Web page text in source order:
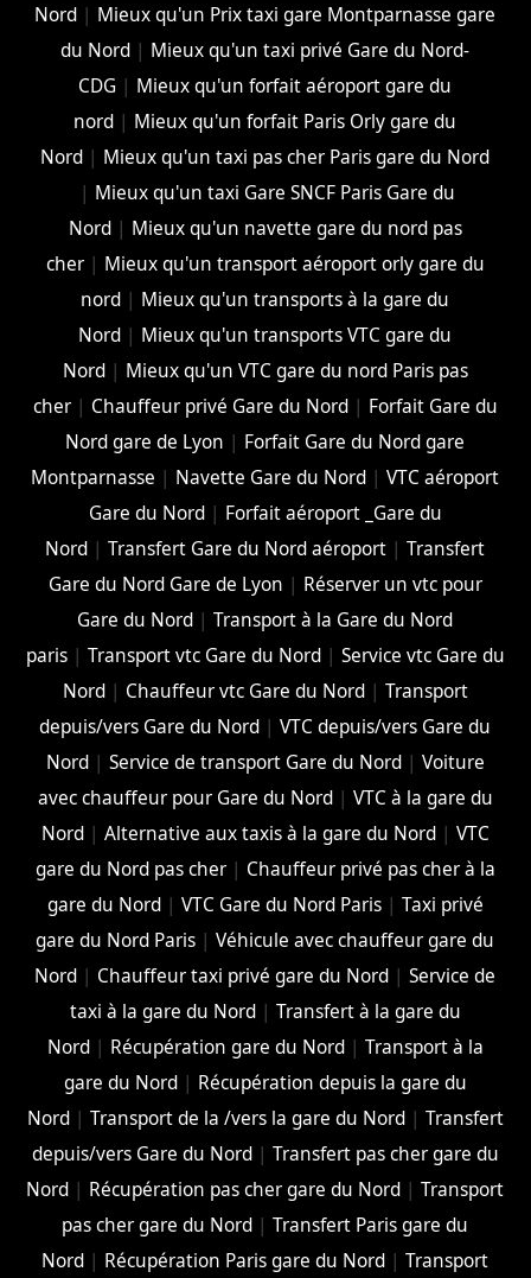
Nord | Mieux qu'un Prix taxi gare Montparnasse gare
du Nord | Mieux qu'un taxi privé Gare du Nord-
CDG | Mieux qu'un forfait aéroport gare du
nord | Mieux qu'un forfait Paris Orly gare du
Nord | Mieux qu'un taxi pas cher Paris gare du Nord
| Mieux qu'un taxi Gare SNCF Paris Gare du
Nord| Mieux qu'un navette gare du nord pas
cher| Mieux qu'un transport aéroport orly gare du
nord | Mieux qu'un transports à la gare du
Nord | Mieux qu'un transports VTC gare du
Nord| Mieux qu'un VTC gare du nord Paris pas
cher| Chauffeur privé Gare du Nord| Forfait Gare du
Nord gare de Lyon | Forfait Gare du Nord gare
Montparnasse | Navette Gare du Nord |VTC aéroport
Gare du Nord| Forfait aéroport _Gare du
Nord |Transfert Gare du Nord aéroport |Transfert
Gare du Nord Gare de Lyon | Réserver un vtc pour
Gare du Nord |Transport à la Gare du Nord
paris| Transport vtc Gare du Nord| Service vtc Gare du
Nord| Chauffeur vtc Gare du Nord| Transport
depuis/vers Gare du Nord |VTC depuis/vers Gare du
Nord| Service de transport Gare du Nord| Voiture
avec chauffeur pour Gare du Nord| VTC à la gare du
Nord| Alternative aux taxis à la gare du Nord| VTC
gare du Nord pas cher| Chauffeur privé pas cher à la
gare du Nord| VTC Gare du Nord Paris| Taxi privé
gare du Nord Paris |Véhicule avec chauffeur gare du
Nord | Chauffeur taxi privé gare du Nord |Service de
taxi à la gare du Nord| Transfert à la gare du
Nord| Récupération gare du Nord| Transport à la
gare du Nord| Récupération depuis la gare du
Nord| Transport de la /vers la gare du Nord| Transfert
depuis/vers Gare du Nord| Transfert pas cher gare du
Nord | Récupération pas cher gare du Nord |Transport
pas cher gare du Nord |Transfert Paris gare du
Nord | Récupération Paris gare du Nord |Transport